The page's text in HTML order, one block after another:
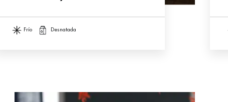
frío desnatada